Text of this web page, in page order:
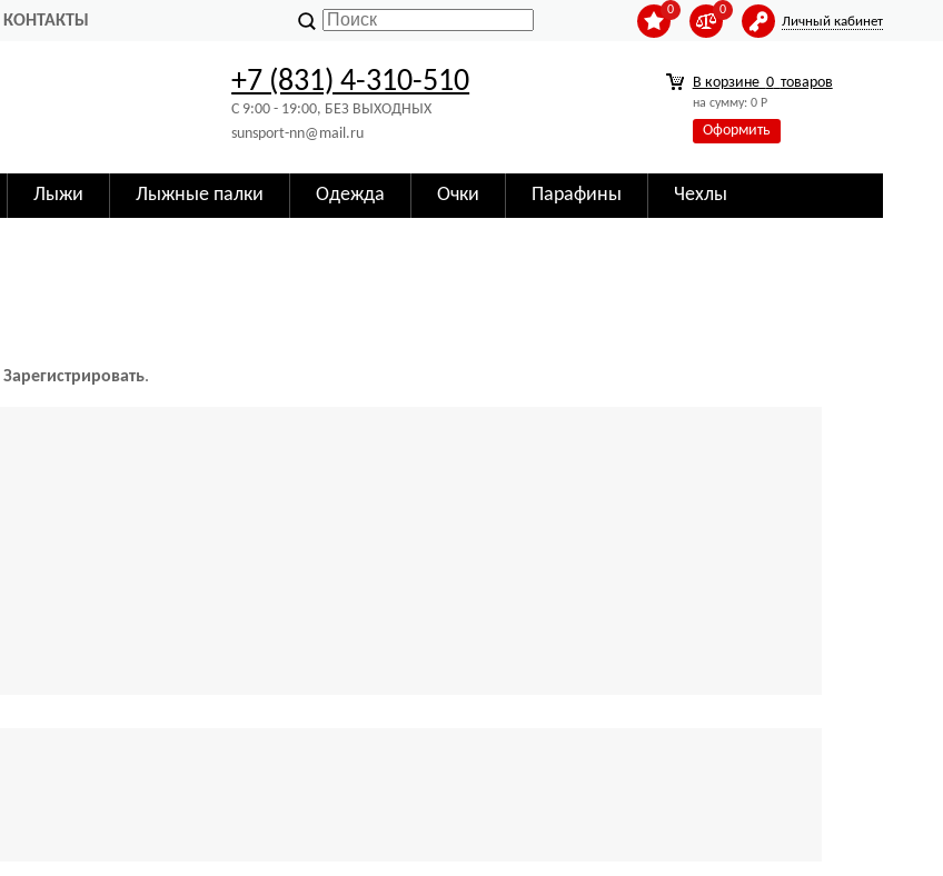
КОНТАКТЫ Личный кабинет
0
0
+7 (831) 4-310-510
C 9:00 - 19:00, БЕЗ ВЫХОДНЫХ
sunsport-nn@mail.ru
В корзине 0 товаров
на сумму: 0Р
Оформить
Лыжи Лыжные палки Одежда Очки Парафины Чехлы
Зарегистрировать.